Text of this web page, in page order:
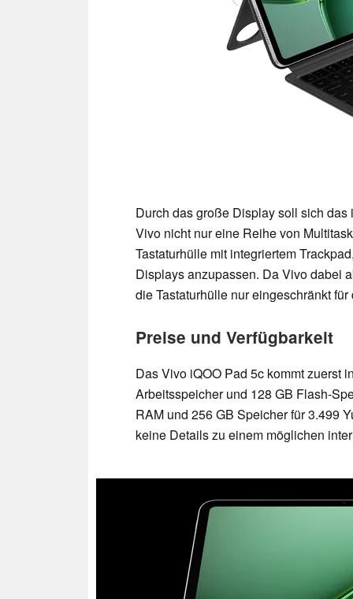
Durch das große Display soll sich
Vivo nicht nur eine Reihe von
Tastaturhülle mit integriertem
Displays anzupassen. Da Vivo dabei
die Tastaturhülle nur eingeschränkt
Preise und Verfügbarkeit
Das Vivo iQOO Pad 5c kommt zuerst
Arbeitsspeicher und 128 GB Flash-
RAM und 256 GB Speicher für 3.499
keine Details zu einem möglichen